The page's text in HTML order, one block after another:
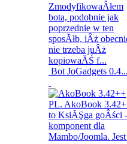
Bot JoGadgets 0.4...